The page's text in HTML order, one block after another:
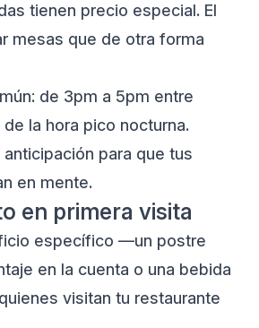
tienen precio especial. El
mesas que de otra forma
de 3pm a 5pm entre
la hora pico nocturna.
para que tus
en mente.
en primera visita
específico —un postre
en la cuenta o una bebida
visitan tu restaurante